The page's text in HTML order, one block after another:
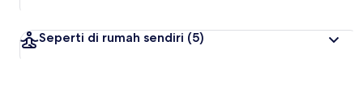
Seperti di rumah sendiri (5)